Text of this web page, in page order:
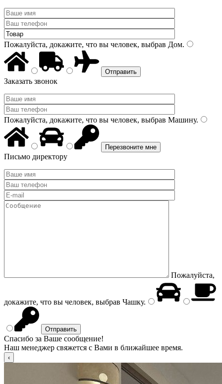
Пожалуйста, докажите, что вы человек, выбрав Дом.
Заказать звонок
Пожалуйста, докажите, что вы человек, выбрав Машину.
Письмо директору
Пожалуйста,
докажите, что вы человек, выбрав Чашку.
Спасибо за Ваше сообщение!
Наш менеджер свяжется с Вами в ближайшее время.